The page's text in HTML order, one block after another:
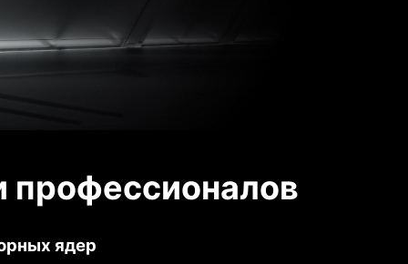
профессионалов
ядер